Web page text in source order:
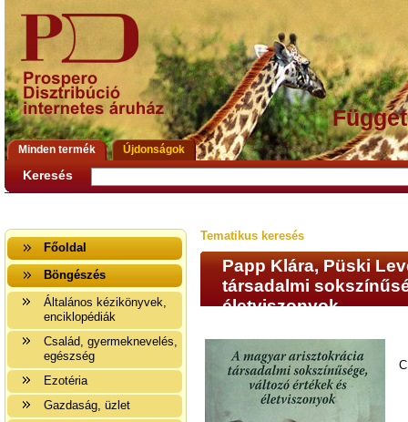
Minden termék Újdonságok
Keresés
Főoldal
Böngészés
Általános kézikönyvek,
enciklopédiák
Család, gyermeknevelés,
egészség
Ezotéria
Gazdaság, üzlet
Tematikus keresés
Papp Klára, Püski
társadalmi
életviszonyok